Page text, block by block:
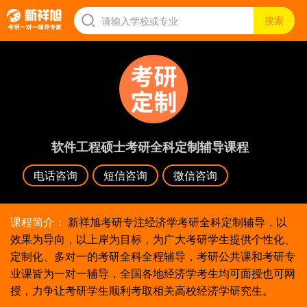
软件工程硕士考研全科定制辅导课程
电话咨询 短信咨询 微信咨询
课程简介： 新祥旭考研专注经济学考研全科定制辅导，以
效果为导向，以上岸为目标，为广大考研学生提供个性化、
定制化、多对一的考研全科全程辅导，考研公共课和考研专
业课皆为一对一辅导，全国各地经济学考生均可面授也可网
授，力争让考研学生顺利考取相关高校经济学研究生。